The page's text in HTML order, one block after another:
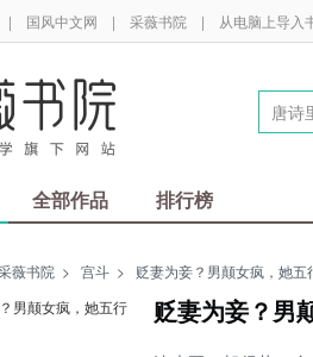
| 国风中文网 | 采薇书院 | 从电脑上导入
全部作品 排行榜
薇书院 > 宫斗 > 贬妻为妾？男颠女疯，她五
贬妻为妾？男